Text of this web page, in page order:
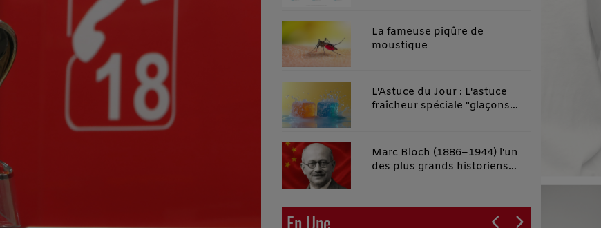
La fameuse piqûre de
moustique
L'Astuce du Jour : L'astuce
fraîcheur spéciale "glaçons
Marc Bloch (1886–1944) l'un
des plus grands historiens